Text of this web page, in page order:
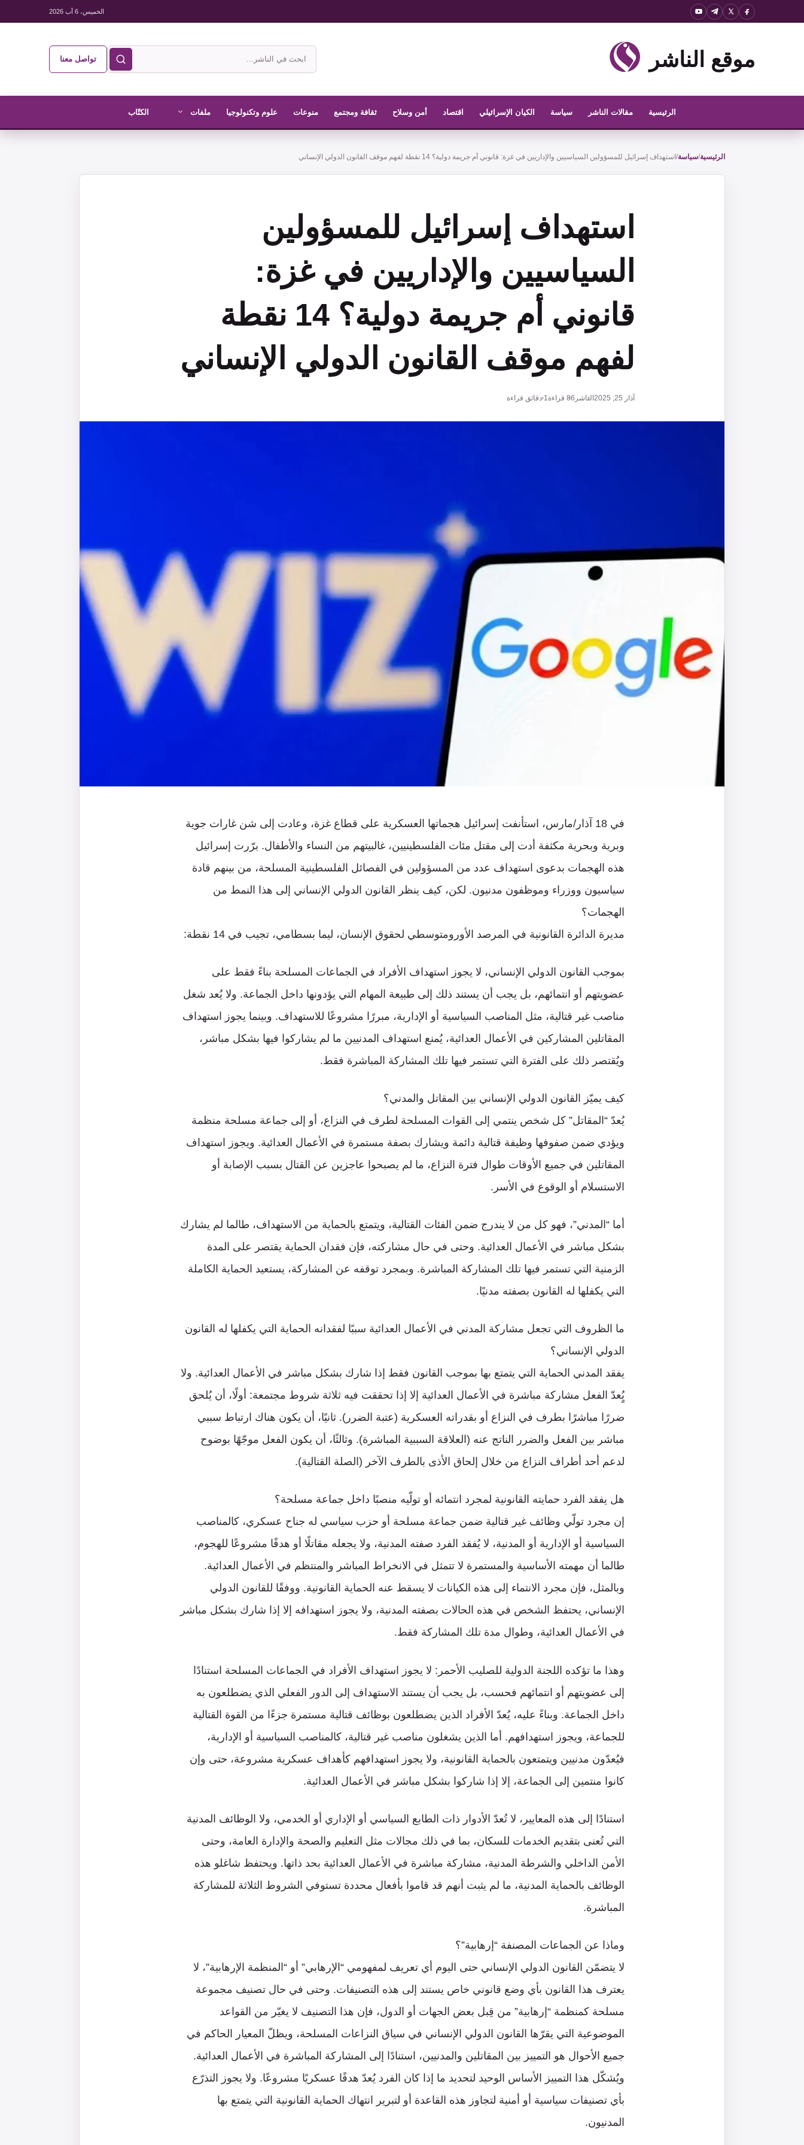
الخميس، 6 آب 2026
موقع الناشر
ابحث
في
الناشر
تواصل معنا
الرئيسية مقالات الناشر سياسة الكيان الإسرائيلي اقتصاد أمن وسلاح ثقافة ومجتمع منوعات علوم وتكنولوجيا ملفات الكتّاب
الرئيسية/سياسة/ استهداف إسرائيل للمسؤولين السياسيين والإداريين في غزة: قانوني أم جريمة دولية؟ 14 نقطة لفهم موقف القانون الدولي الإنساني
استهداف إسرائيل للمسؤولين
السياسيين والإداريين في غزة:
قانوني أم جريمة دولية؟ 14 نقطة
لفهم موقف القانون الدولي الإنساني
آذار 25, 2025 الناشر 86 قراءة1 دقائق قراءة
في 18 آذار/مارس، استأنفت إسرائيل هجماتها العسكرية على قطاع غزة، وعادت إلى شن غارات جوية
وبرية وبحرية مكثفة أدت إلى مقتل مئات الفلسطينيين، غالبيتهم من النساء والأطفال. برّرت إسرائيل
هذه الهجمات بدعوى استهداف عدد من المسؤولين في الفصائل الفلسطينية المسلحة، من بينهم قادة
سياسيون ووزراء وموظفون مدنيون. لكن، كيف ينظر القانون الدولي الإنساني إلى هذا النمط من
الهجمات؟
مديرة الدائرة القانونية في المرصد الأورومتوسطي لحقوق الإنسان، ليما بسطامي، تجيب في 14 نقطة:
بموجب القانون الدولي الإنساني، لا يجوز استهداف الأفراد في الجماعات المسلحة بناءً فقط على
عضويتهم أو انتمائهم، بل يجب أن يستند ذلك إلى طبيعة المهام التي يؤدونها داخل الجماعة. ولا يُعد شغل
مناصب غير قتالية، مثل المناصب السياسية أو الإدارية، مبررًا مشروعًا للاستهداف. وبينما يجوز استهداف
المقاتلين المشاركين في الأعمال العدائية، يُمنع استهداف المدنيين ما لم يشاركوا فيها بشكل مباشر،
ويُقتصر ذلك على الفترة التي تستمر فيها تلك المشاركة المباشرة فقط.
كيف يميّز القانون الدولي الإنساني بين المقاتل والمدني؟
​يُعدّ “المقاتل” كل شخص ينتمي إلى القوات المسلحة لطرف في النزاع، أو إلى جماعة مسلحة منظمة
ويؤدي ضمن صفوفها وظيفة قتالية دائمة ويشارك بصفة مستمرة في الأعمال العدائية. ويجوز استهداف
المقاتلين في جميع الأوقات طوال فترة النزاع، ما لم يصبحوا عاجزين عن القتال بسبب الإصابة أو
الاستسلام أو الوقوع في الأسر.
أما “المدني”، فهو كل من لا يندرج ضمن الفئات القتالية، ويتمتع بالحماية من الاستهداف، طالما لم يشارك
بشكل مباشر في الأعمال العدائية. وحتى في حال مشاركته، فإن فقدان الحماية يقتصر على المدة
الزمنية التي تستمر فيها تلك المشاركة المباشرة. وبمجرد توقفه عن المشاركة، يستعيد الحماية الكاملة
التي يكفلها له القانون بصفته مدنيًا.
ما الظروف التي تجعل مشاركة المدني في الأعمال العدائية سببًا لفقدانه الحماية التي يكفلها له القانون
الدولي الإنساني؟
يفقد المدني الحماية التي يتمتع بها بموجب القانون فقط إذا شارك بشكل مباشر في الأعمال العدائية. ولا
يٍُعدّ الفعل مشاركة مباشرة في الأعمال العدائية إلا إذا تحققت فيه ثلاثة شروط مجتمعة: أولًا، أن يُلحق
ضررًا مباشرًا بطرف في النزاع أو بقدراته العسكرية (عتبة الضرر). ثانيًا، أن يكون هناك ارتباط سببي
مباشر بين الفعل والضرر الناتج عنه (العلاقة السببية المباشرة). وثالثًا، أن يكون الفعل موجّهًا بوضوح
لدعم أحد أطراف النزاع من خلال إلحاق الأذى بالطرف الآخر (الصلة القتالية).
هل يفقد الفرد حمايته القانونية لمجرد انتمائه أو تولّيه منصبًا داخل جماعة مسلحة؟
إن مجرد تولّي وظائف غير قتالية ضمن جماعة مسلحة أو حزب سياسي له جناح عسكري، كالمناصب
السياسية أو الإدارية أو المدنية، لا يُفقد الفرد صفته المدنية، ولا يجعله مقاتلًا أو هدفًا مشروعًا للهجوم،
طالما أن مهمته الأساسية والمستمرة لا تتمثل في الانخراط المباشر والمنتظم في الأعمال العدائية.
وبالمثل، فإن مجرد الانتماء إلى هذه الكيانات لا يسقط عنه الحماية القانونية. ووفقًا للقانون الدولي
الإنساني، يحتفظ الشخص في هذه الحالات بصفته المدنية، ولا يجوز استهدافه إلا إذا شارك بشكل مباشر
في الأعمال العدائية، وطوال مدة تلك المشاركة فقط.
وهذا ما تؤكده اللجنة الدولية للصليب الأحمر: لا يجوز استهداف الأفراد في الجماعات المسلحة استنادًا
إلى عضويتهم أو انتمائهم فحسب، بل يجب أن يستند الاستهداف إلى الدور الفعلي الذي يضطلعون به
داخل الجماعة. وبناءً عليه، يُعدّ الأفراد الذين يضطلعون بوظائف قتالية مستمرة جزءًا من القوة القتالية
للجماعة، ويجوز استهدافهم. أما الذين يشغلون مناصب غير قتالية، كالمناصب السياسية أو الإدارية،
فيُعدّون مدنيين ويتمتعون بالحماية القانونية، ولا يجوز استهدافهم كأهداف عسكرية مشروعة، حتى وإن
كانوا منتمين إلى الجماعة، إلا إذا شاركوا بشكل مباشر في الأعمال العدائية.
استنادًا إلى هذه المعايير، لا تُعدّ الأدوار ذات الطابع السياسي أو الإداري أو الخدمي، ولا الوظائف المدنية
التي تُعنى بتقديم الخدمات للسكان، بما في ذلك مجالات مثل التعليم والصحة والإدارة العامة، وحتى
الأمن الداخلي والشرطة المدنية، مشاركة مباشرة في الأعمال العدائية بحد ذاتها. ويحتفظ شاغلو هذه
الوظائف بالحماية المدنية، ما لم يثبت أنهم قد قاموا بأفعال محددة تستوفي الشروط الثلاثة للمشاركة
المباشرة.
وماذا عن الجماعات المصنفة “إرهابية”؟
لا يتضمّن القانون الدولي الإنساني حتى اليوم أي تعريف لمفهومي “الإرهابي” أو “المنظمة الإرهابية”، لا
يعترف هذا القانون بأي وضع قانوني خاص يستند إلى هذه التصنيفات. وحتى في حال تصنيف مجموعة
مسلحة كمنظمة “إرهابية” من قِبل بعض الجهات أو الدول، فإن هذا التصنيف لا يغيّر من القواعد
الموضوعية التي يقرّها القانون الدولي الإنساني في سياق النزاعات المسلحة، ويظلّ المعيار الحاكم في
جميع الأحوال هو التمييز بين المقاتلين والمدنيين، استنادًا إلى المشاركة المباشرة في الأعمال العدائية.
ويُشكّل هذا التمييز الأساس الوحيد لتحديد ما إذا كان الفرد يُعدّ هدفًا عسكريًا مشروعًا. ولا يجوز التذرّع
بأي تصنيفات سياسية أو أمنية لتجاوز هذه القاعدة أو لتبرير انتهاك الحماية القانونية التي يتمتع بها
المدنيون.